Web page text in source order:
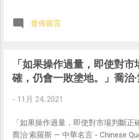
發佈留言
「如果操作過量，即使對市
確，仍會一敗塗地。」喬治
- 11月 24, 2021
「如果操作過量，即使對市場判斷正
喬治·索羅斯 — 中華名言 - Chinese